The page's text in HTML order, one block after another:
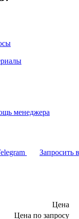
менеджера
Запросить
Цена
Цена по запросу